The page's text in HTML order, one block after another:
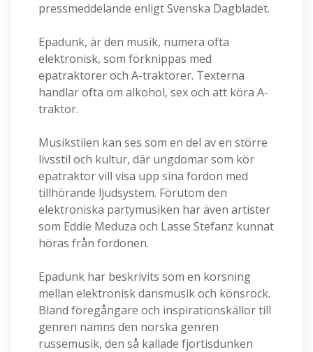
pressmeddelande enligt Svenska Dagbladet.
Epadunk, är den musik, numera ofta
elektronisk, som förknippas med
epatraktorer och A-traktorer. Texterna
handlar ofta om alkohol, sex och att köra A-
traktor.
Musikstilen kan ses som en del av en större
livsstil och kultur, där ungdomar som kör
epatraktor vill visa upp sina fordon med
tillhörande ljudsystem. Förutom den
elektroniska partymusiken har även artister
som Eddie Meduza och Lasse Stefanz kunnat
höras från fordonen.
Epadunk har beskrivits som en korsning
mellan elektronisk dansmusik och könsrock.
Bland föregångare och inspirationskällor till
genren nämns den norska genren
russemusik, den så kallade fjortisdunken